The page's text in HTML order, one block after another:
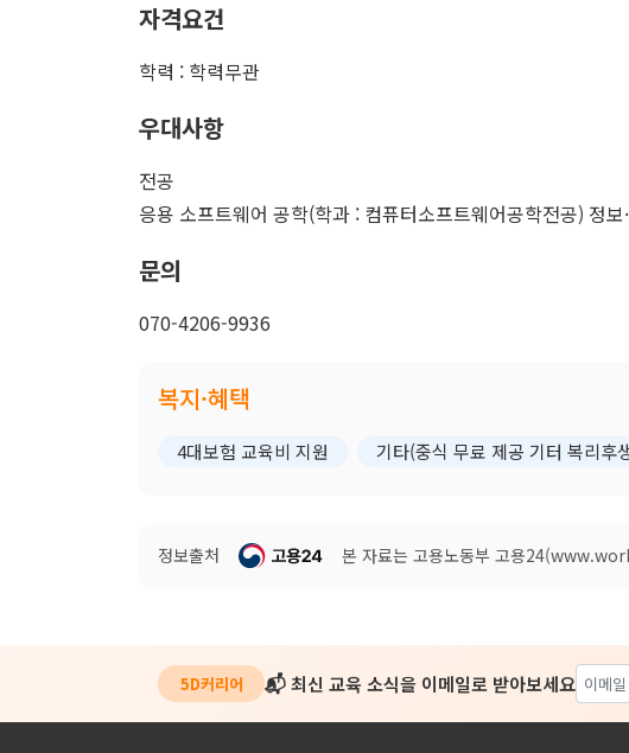
자격요건
학력 : 학력무관
우대사항
전공
응용 소프트웨어 공학(학과 : 컴퓨터소프트웨어공학전공) 정
문의
070-4206-9936
복지·혜택
4대보험 교육비 지원 기타(중식 무료 제공 기터 복리후
정보출처 본 자료는 고용노동부 고용
5D커리어 📬 최신 교육 소식을 이메일로 받아보세요